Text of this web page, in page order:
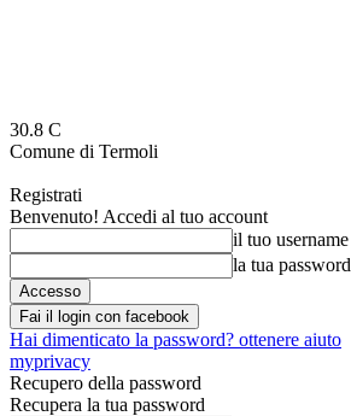
30.8 C
Comune di Termoli
Registrati
Benvenuto! Accedi al tuo account
il tuo username
la tua password
Fai il login con facebook
Hai dimenticato la password? ottenere aiuto
myprivacy
Recupero della password
Recupera la tua password